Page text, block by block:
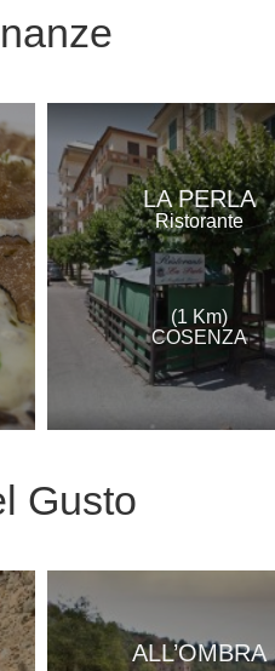
LA PERLA
Ristorante
(1 Km)
COSENZA
Gusto
ALL’OMBRA